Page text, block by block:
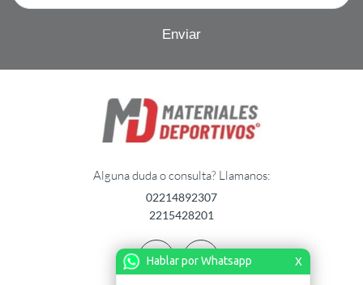
Hablar por Whatsapp X
Alguna duda o consulta? Llamanos:
02214892307
2215428201